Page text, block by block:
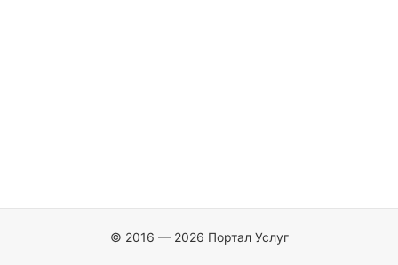
© 2016 — 2026 Портал Услуг